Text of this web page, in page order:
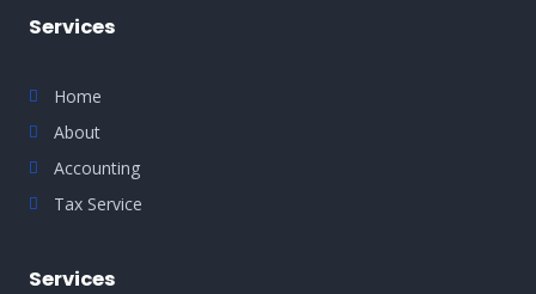
Services
Home
About
Accounting
Tax Service
Services